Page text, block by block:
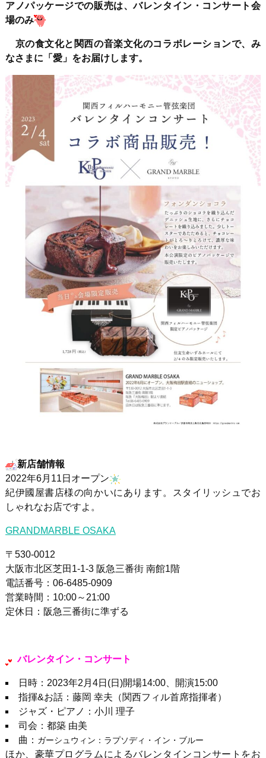
アノパッケージでの販売は、バレンタイン・コンサート会
場のみ
京の食文化と関西の音楽文化のコラボレーションで、み
なさまに「愛」をお届けします。
新店舗情報
2022年6月11日オープン
紀伊國屋書店様の向かいにあります。スタイリッシュでお
しゃれなお店ですよ。
GRANDMARBLE OSAKA
〒530-0012
大阪市北区芝田1-1-3 阪急三番街 南館1階
電話番号：06-6485-0909
営業時間：10:00～21:00
定休日：阪急三番街に準ずる
バレンタイン・コンサート
日時：2023年2月4日(日)開場14:00、開演15:00
指揮&お話：藤岡 幸夫（関西フィル首席指揮者）
ジャズ・ピアノ：小川 理子
司会：都築 由美
曲： ガーシュウィン：ラプソディ・イン・ブルー
ほか、豪華プログラムによるバレンタインコンサートをお